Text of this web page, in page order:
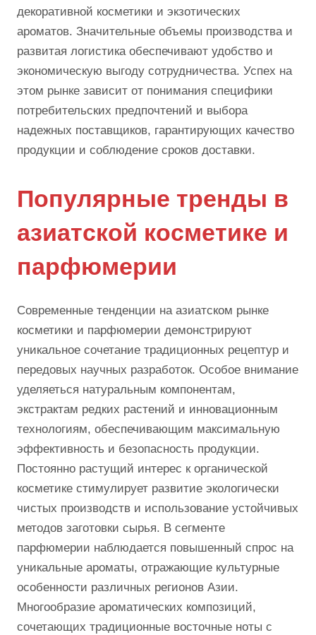
декоративной косметики и экзотических
ароматов. Значительные объемы производства и
развитая логистика обеспечивают удобство и
экономическую выгоду сотрудничества. Успех на
этом рынке зависит от понимания специфики
потребительских предпочтений и выбора
надежных поставщиков, гарантирующих качество
продукции и соблюдение сроков доставки.
Популярные тренды в
азиатской косметике и
парфюмерии
Современные тенденции на азиатском рынке
косметики и парфюмерии демонстрируют
уникальное сочетание традиционных рецептур и
передовых научных разработок. Особое внимание
уделяеться натуральным компонентам,
экстрактам редких растений и инновационным
технологиям, обеспечивающим максимальную
эффективность и безопасность продукции.
Постоянно растущий интерес к органической
косметике стимулирует развитие экологически
чистых производств и использование устойчивых
методов заготовки сырья. В сегменте
парфюмерии наблюдается повышенный спрос на
уникальные ароматы, отражающие культурные
особенности различных регионов Азии.
Многообразие ароматических композиций,
сочетающих традиционные восточные ноты с